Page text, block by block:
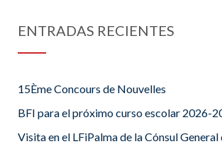
ENTRADAS RECIENTES
15Ème Concours de Nouvelles
BFI para el próximo curso escolar 2026-
Visita en el LFiPalma de la Cónsul